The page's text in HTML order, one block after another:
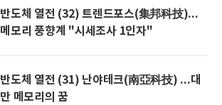
반도체 열전 (32) 트렌드포스(集邦科技)...
메모리 풍향계 "시세조사 1인자"
반도체 열전 (31) 난야테크(南亞科技) ...대
만 메모리의 꿈